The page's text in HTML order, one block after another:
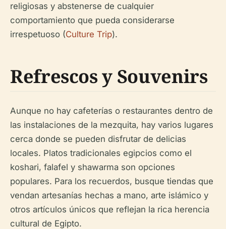
religiosas y abstenerse de cualquier
comportamiento que pueda considerarse
irrespetuoso (Culture Trip).
Refrescos y Souvenirs
Aunque no hay cafeterías o restaurantes dentro de
las instalaciones de la mezquita, hay varios lugares
cerca donde se pueden disfrutar de delicias
locales. Platos tradicionales egipcios como el
koshari, falafel y shawarma son opciones
populares. Para los recuerdos, busque tiendas que
vendan artesanías hechas a mano, arte islámico y
otros artículos únicos que reflejan la rica herencia
cultural de Egipto.